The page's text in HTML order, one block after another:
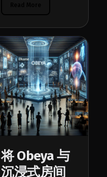
将 Obeya 与
沉浸式房间